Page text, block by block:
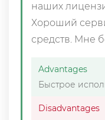
наших
Хороший
средств. Мне
Advantages
Быстрое
Disadvantages